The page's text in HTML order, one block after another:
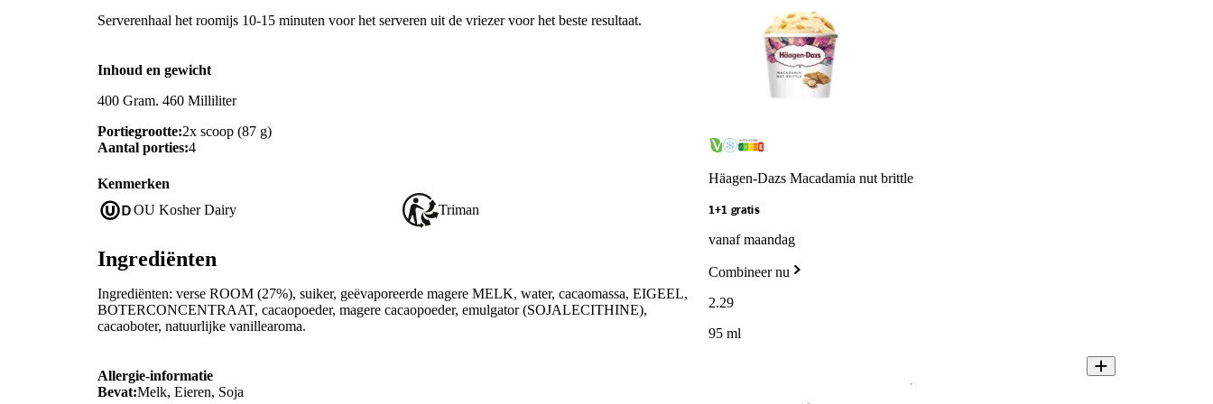
Serverenhaal het roomijs 10-15 minuten voor het serveren uit de vriezer voor het beste resultaat.
Inhoud en gewicht
400 Gram. 460 Milliliter
Portiegrootte:2x scoop (87 g)
Aantal porties:4
Kenmerken
OU Kosher Dairy
Triman
Ingrediënten
Ingrediënten: verse ROOM (27%), suiker, geëvaporeerde magere MELK, water, cacaomassa, EIGEEL,
BOTERCONCENTRAAT, cacaopoeder, magere cacaopoeder, emulgator (SOJALECITHINE),
cacaoboter, natuurlijke vanillearoma.
Allergie-informatie
Bevat:Melk, Eieren, Soja
Häagen-Dazs Macadamia nut brittle
1+1 gratis
vanaf maandag
Combineer nu
2.29
95 ml